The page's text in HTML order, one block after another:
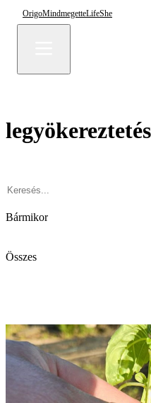
OrigoMindmegetteLifeShe
legyökereztetés
Bármikor
Összes